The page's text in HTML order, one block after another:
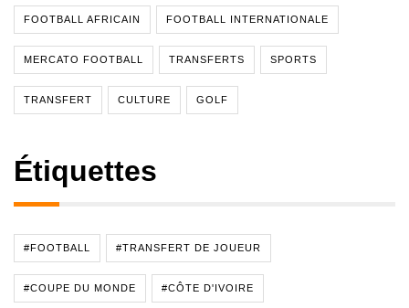
FOOTBALL AFRICAIN FOOTBALL INTERNATIONALE
MERCATO FOOTBALL TRANSFERTS SPORTS
TRANSFERT CULTURE GOLF
Étiquettes
#FOOTBALL #TRANSFERT DE JOUEUR
#COUPE DU MONDE #CÔTE D'IVOIRE